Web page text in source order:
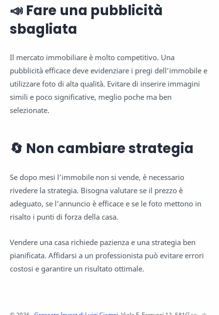
📣 Fare una pubblicità
sbagliata
Il mercato immobiliare è molto competitivo. Una
pubblicità efficace deve evidenziare i pregi dell’immobile e
utilizzare foto di alta qualità. Evitare di inserire immagini
simili e poco significative, meglio poche ma ben
selezionate.
🔄 Non cambiare strategia
Se dopo mesi l’immobile non si vende, è necessario
rivedere la strategia. Bisogna valutare se il prezzo è
adeguato, se l’annuncio è efficace e se le foto mettono in
risalto i punti di forza della casa.
Vendere una casa richiede pazienza e una strategia ben
pianificata. Affidarsi a un professionista può evitare errori
costosi e garantire un risultato ottimale.